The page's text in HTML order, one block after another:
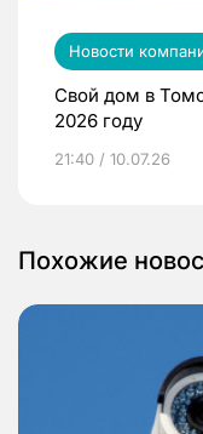
Новости
Свой дом в
2026 году
21:40 / 10.07.26
Похожие